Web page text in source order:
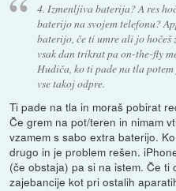
4. Izmenljiva baterija? A res
baterijo na svojem telefonu?
baterijo, če ti umre ali jo hočeš
vsak dan trikrat pa on-the-fly
Hudiča, ko ti pade na tla
vse takoj odpre.
Ti pade na tla in moraš pobirat
Če grem na pot/teren in nimam
vzamem s sabo extra baterijo.
drugo in je problem rešen.
(če obstaja) pa si na istem. Če ti
zajebancije kot pri ostalih